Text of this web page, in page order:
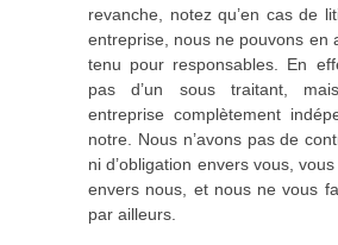
revanche, notez qu’en cas de
entreprise, nous ne pouvons en
tenu pour responsables. En
pas d’un sous traitant,
entreprise complètement
notre. Nous n’avons pas de
ni d’obligation envers vous,
envers nous, et nous ne vous
par ailleurs.